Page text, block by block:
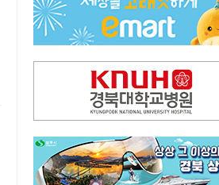
이의준 전 경북도 새마을봉사과장, 제28대 울릉군 부군수 취
"상법개정해도 주주가 '봉'"…하이닉스 솔리다임 상장설에 술렁[개미와글와글]